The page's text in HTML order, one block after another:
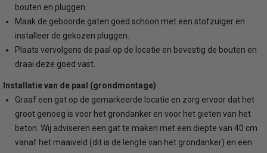
bouten en pluggen.
Maak de geboorde gaten goed schoon met een stofzuiger en
installeer de gekozen pluggen.
Plaats vervolgens de paal op de locatie en bevestig de bouten en
draai deze goed vast.
Installatie van de paal (grondmontage)
Graaf een gat op de gemarkeerde locatie en zorg ervoor dat het
groot genoeg is voor het grondanker en voor het gieten van het
beton. Wij adviseren een gat te maken met een diepte van 40 cm
vanaf het maaiveld (dit is de lengte van het grondanker) en een